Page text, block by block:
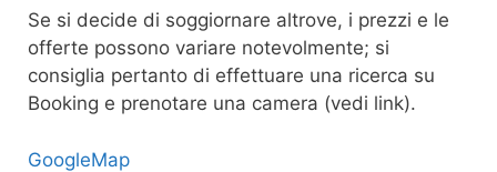
Se si decide di soggiornare altrove, i prezzi e le
offerte possono variare notevolmente; si
consiglia pertanto di effettuare una ricerca su
Booking e prenotare una camera (vedi link).
GoogleMap